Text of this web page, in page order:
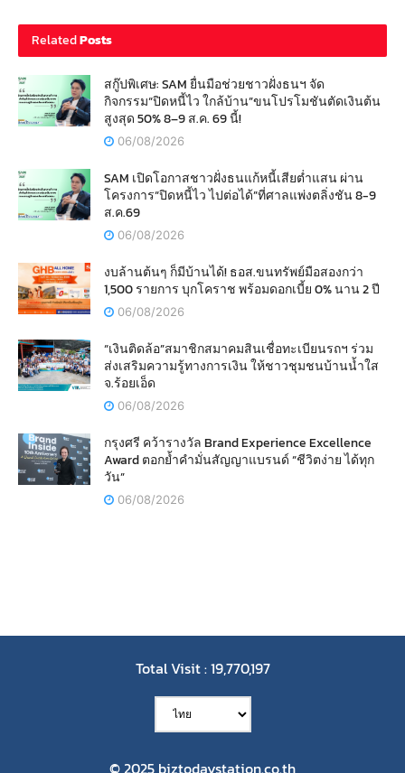
RelatedPosts
สกู๊ปพิเศษ: SAM ยื่นมือช่วยชาวฝั่งธนฯ จัด
กิจกรรม“ปิดหนี้ไว ใกล้บ้าน”ขนโปรโมชันตัดเงินต้น
สูงสุด 50% 8–9 ส.ค. 69 นี้!
06/08/2026
SAM เปิดโอกาสชาวฝั่งธนแก้หนี้เสียต่ำแสน ผ่าน
โครงการ“ปิดหนี้ไว ไปต่อได้”ที่ศาลแพ่งตลิ่งชัน 8-9
ส.ค.69
06/08/2026
งบล้านต้นๆ ก็มีบ้านได้! ธอส.ขนทรัพย์มือสองกว่า
1,500 รายการ บุกโคราช พร้อมดอกเบี้ย 0% นาน 2 ปี
06/08/2026
“เงินติดล้อ”สมาชิกสมาคมสินเชื่อทะเบียนรถฯ ร่วม
ส่งเสริมความรู้ทางการเงิน ให้ชาวชุมชนบ้านน้ำใส
จ.ร้อยเอ็ด
06/08/2026
กรุงศรี คว้ารางวัล Brand Experience Excellence
Award ตอกย้ำคำมั่นสัญญาแบรนด์ “ชีวิตง่าย ได้ทุก
วัน”
06/08/2026
© 2025 biztodaystation.co.th
Total Visit : 19,770,197